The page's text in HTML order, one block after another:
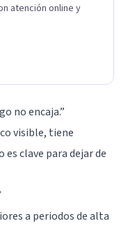
atención online y
no encaja.”
visible, tiene
clave para dejar de
a periodos de alta